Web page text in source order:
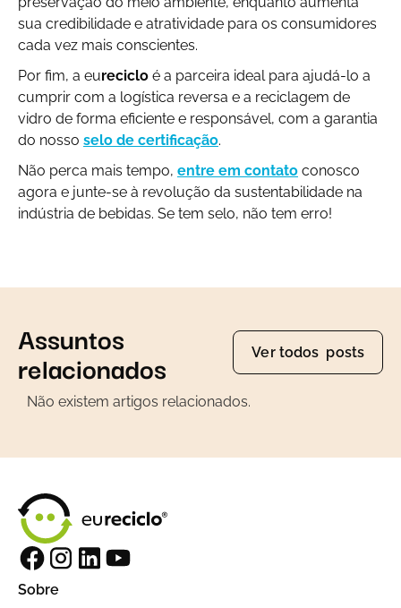
sua credibilidade e atratividade para os consumidores
cada vez mais conscientes.
Por fim, a eureciclo é a parceira ideal para ajudá-lo a
cumprir com a logística reversa e a reciclagem de
vidro de forma eficiente e responsável, com a garantia
do nosso selo de certificação.
Não perca mais tempo, entre em contato conosco
agora e junte-se à revolução da sustentabilidade na
indústria de bebidas. Se tem selo, não tem erro!
Assuntos
relacionados Ver todos posts
Não existem artigos relacionados.
Sobre